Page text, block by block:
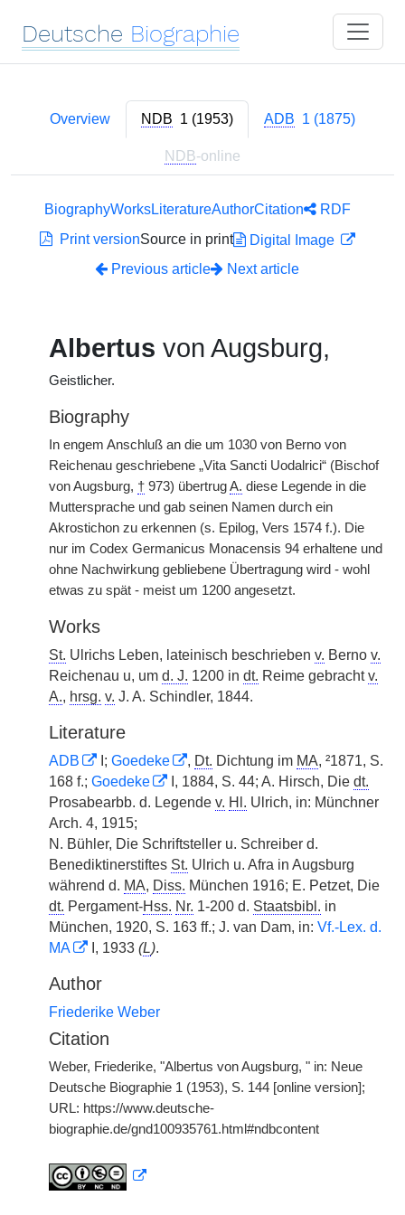
Deutsche Biographie
Overview NDB 1 (1953) ADB 1 (1875)
NDB-online
BiographyWorksLiteratureAuthorCitation
RDF
Print versionSource in print
Digital Image
Previous article
Next article
Albertus von Augsburg,
Geistlicher.
Biography
In engem Anschluß an die um 1030 von Berno von
Reichenau geschriebene „Vita Sancti Uodalrici“ (Bischof
von Augsburg, † 973) übertrugA. diese Legende in die
Muttersprache und gab seinen Namen durch ein
Akrostichon zu erkennen (s. Epilog, Vers 1574 f.). Die
nur im Codex Germanicus Monacensis 94 erhaltene und
ohne Nachwirkung gebliebene Übertragung wird - wohl
etwas zu spät - meist um 1200 angesetzt.
Works
St. Ulrichs Leben, lateinisch beschrieben v. Berno v.
Reichenau u, um d. J. 1200 in dt. Reime gebrachtv.
A., hrsg. v. J. A. Schindler, 1844.
Literature
ADB I; Goedeke , Dt. Dichtung im MA, ²1871, S.
168 f.; Goedeke I, 1884, S. 44; A. Hirsch, Die dt.
Prosabearbb. d. Legende v. Hl. Ulrich, in: Münchner
Arch. 4, 1915;
N. Bühler, Die Schriftsteller u. Schreiber d.
Benediktinerstiftes St. Ulrich u. Afra in Augsburg
während d. MA, Diss. München 1916; E. Petzet, Die
dt. Pergament-Hss. Nr. 1-200 d. Staatsbibl. in
München, 1920, S. 163 ff.; J. van Dam, in: Vf.-Lex. d.
MA
I, 1933 (L).
Author
Friederike Weber
Citation
Weber, Friederike, "Albertus von Augsburg, " in: Neue
Deutsche Biographie 1 (1953), S. 144 [online version];
URL: https://www.deutsche-
biographie.de/gnd100935761.html#ndbcontent